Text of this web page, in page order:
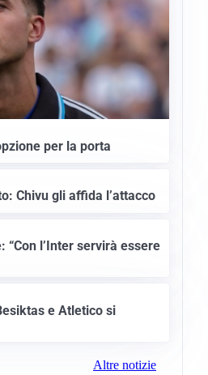
per la porta
Chivu gli affida l’attacco
l’Inter servirà essere
e Atletico si
Altre notizie